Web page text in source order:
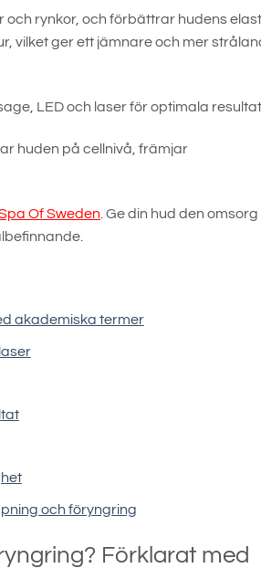
och rynkor, och förbättrar hudens
vilket ger ett jämnare och mer
LED och laser för optimala resultat.
huden på cellnivå, främjar
Of Sweden . Ge din hud den
akademiska termer
och föryngring
Förklarat med